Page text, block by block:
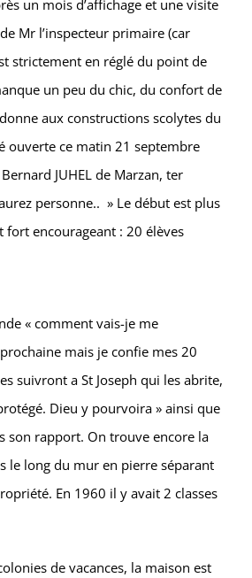
un mois d’affichage et une visite
Mr l’inspecteur primaire (car
strictement en réglé du point de
un peu du chic, du confort de
aux constructions scolytes du
ouverte ce matin 21 septembre
JUHEL de Marzan, ter
personne.. » Le début est plus
fort encourageant : 20 élèves
« comment vais-je me
mais je confie mes 20
suivront a St Joseph qui les abrite,
Dieu y pourvoira » ainsi que
son rapport. On trouve encore la
le long du mur en pierre séparant
En 1960 il y avait 2 classes
de vacances, la maison est